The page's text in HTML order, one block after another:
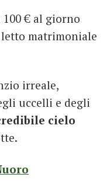
€ al giorno
matrimoniale
irreale,
uccelli e degli
cielo